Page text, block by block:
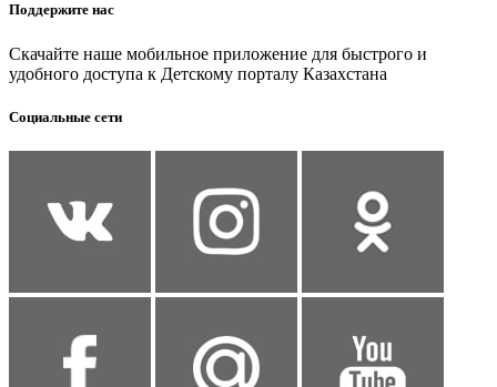
Поддержите нас
Скачайте наше мобильное приложение для быстрого и
удобного доступа к Детскому порталу Казахстана
Социальные сети